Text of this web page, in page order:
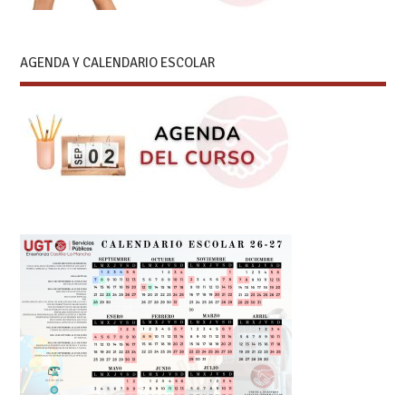
AGENDA Y CALENDARIO ESCOLAR